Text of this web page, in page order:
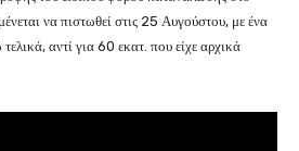
να πιστωθεί στις 25 Αυγούστου, με ένα
αντί για 60 εκατ. που είχε αρχικά